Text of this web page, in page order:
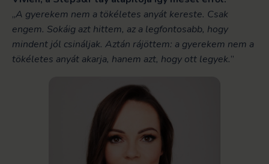
„A gyerekem nem a tökéletes anyát kereste. Csak
engem. Sokáig azt hittem, az a legfontosabb, hogy
mindent jól csináljak. Aztán rájöttem: a gyerekem nem a
tökéletes anyát akarja, hanem azt, hogy ott legyek.”